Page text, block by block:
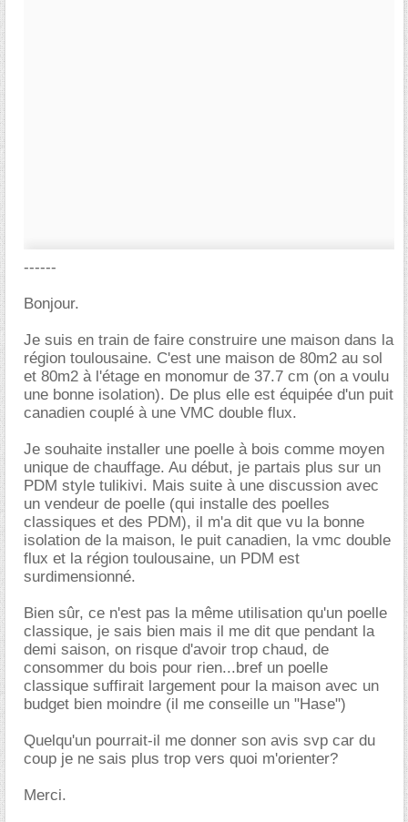
------
Bonjour.
Je suis en train de faire construire une maison dans la
région toulousaine. C'est une maison de 80m2 au sol
et 80m2 à l'étage en monomur de 37.7 cm (on a voulu
une bonne isolation). De plus elle est équipée d'un puit
canadien couplé à une VMC double flux.
Je souhaite installer une poelle à bois comme moyen
unique de chauffage. Au début, je partais plus sur un
PDM style tulikivi. Mais suite à une discussion avec
un vendeur de poelle (qui installe des poelles
classiques et des PDM), il m'a dit que vu la bonne
isolation de la maison, le puit canadien, la vmc double
flux et la région toulousaine, un PDM est
surdimensionné.
Bien sûr, ce n'est pas la même utilisation qu'un poelle
classique, je sais bien mais il me dit que pendant la
demi saison, on risque d'avoir trop chaud, de
consommer du bois pour rien...bref un poelle
classique suffirait largement pour la maison avec un
budget bien moindre (il me conseille un "Hase")
Quelqu'un pourrait-il me donner son avis svp car du
coup je ne sais plus trop vers quoi m'orienter?
Merci.